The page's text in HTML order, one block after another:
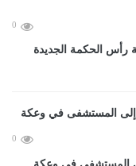
0
الحكمة الجديدة
0